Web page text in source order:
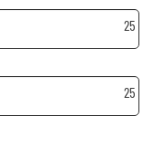
25
25